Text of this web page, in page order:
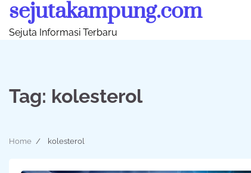
Skip
content
sejutakampung.com
Sejuta Informasi Terbaru
Tag: kolesterol
Home kolesterol